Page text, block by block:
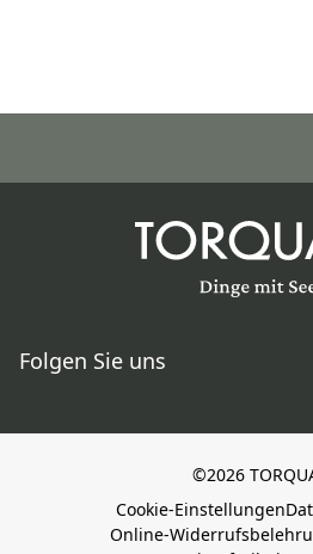
Folgen Sie uns
©2026
Cookie-Einstellungen
Online-